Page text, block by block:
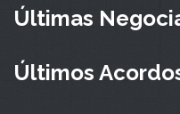
Últimas
Últimos